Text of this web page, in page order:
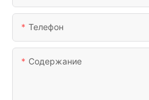
Телефон
Содержание